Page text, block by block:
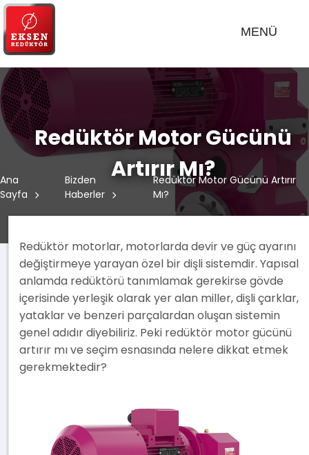
MENÜ
Redüktör Motor Gücünü
Artırır Mı?
Ana
Sayfa
Bizden
Haberler
Redüktör Motor Gücünü Artırır
Mı?
Redüktör motorlar, motorlarda devir ve güç ayarını
değiştirmeye yarayan özel bir dişli sistemdir. Yapısal
anlamda redüktörü tanımlamak gerekirse gövde
içerisinde yerleşik olarak yer alan miller, dişli çarklar,
yataklar ve benzeri parçalardan oluşan sistemin
genel adıdır diyebiliriz. Peki redüktör motor gücünü
artırır mı ve seçim esnasında nelere dikkat etmek
gerekmektedir?